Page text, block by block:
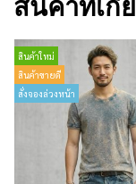
สินค้าที่เกี่
สินค้าใหม่
สินค้าขายดี
สั่งจองล่วงหน้า